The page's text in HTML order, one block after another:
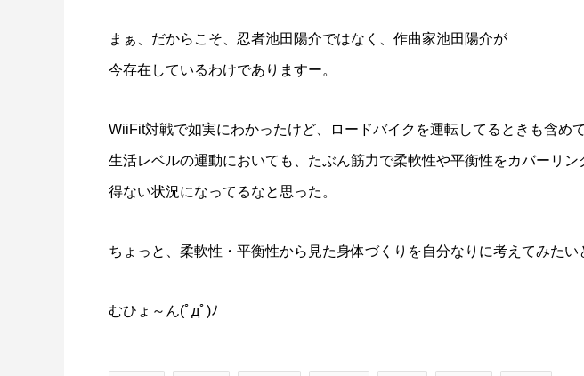
まぁ、だからこそ、忍者池田陽介ではなく、作曲家池田陽介が
今存在しているわけでありますー。
WiiFit対戦で如実にわかったけど、ロードバイクを運転してるときも含めて
生活レベルの運動においても、たぶん筋力で柔軟性や平衡性をカバーリン
得ない状況になってるなと思った。
ちょっと、柔軟性・平衡性から見た身体づくりを自分なりに考えてみたい
むひょ～ん(ﾟдﾟ)ﾉ